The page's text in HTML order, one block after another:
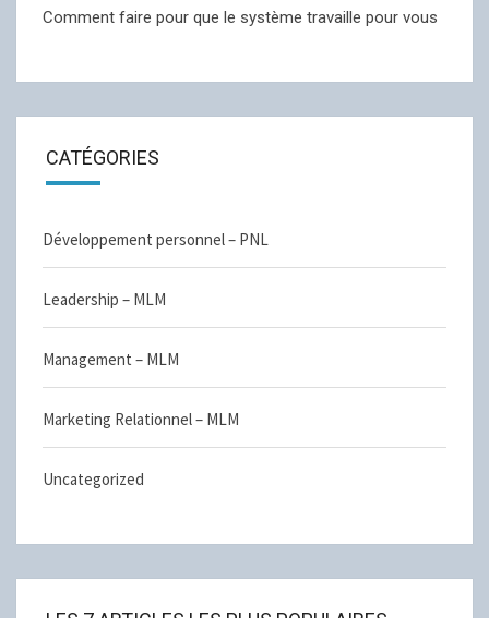
Comment faire pour que le système travaille pour vous
CATÉGORIES
Développement personnel – PNL
Leadership – MLM
Management – MLM
Marketing Relationnel – MLM
Uncategorized